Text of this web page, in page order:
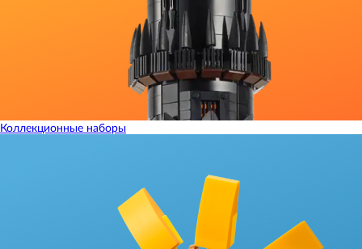
Коллекционные наборы